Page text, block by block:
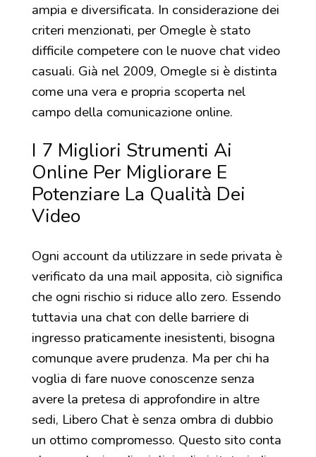
ampia e diversificata. In considerazione dei
criteri menzionati, per Omegle è stato
difficile competere con le nuove chat video
casuali. Già nel 2009, Omegle si è distinta
come una vera e propria scoperta nel
campo della comunicazione online.
I 7 Migliori Strumenti Ai
Online Per Migliorare E
Potenziare La Qualità Dei
Video
Ogni account da utilizzare in sede privata è
verificato da una mail apposita, ciò significa
che ogni rischio si riduce allo zero. Essendo
tuttavia una chat con delle barriere di
ingresso praticamente inesistenti, bisogna
comunque avere prudenza. Ma per chi ha
voglia di fare nuove conoscenze senza
avere la pretesa di approfondire in altre
sedi, Libero Chat è senza ombra di dubbio
un ottimo compromesso. Questo sito conta